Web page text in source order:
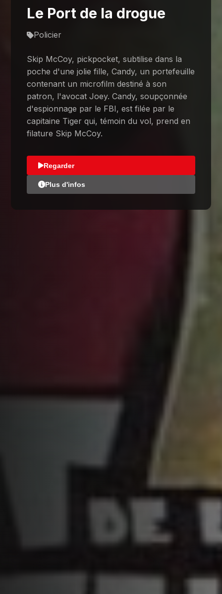
Le Port de la drogue
Policier
Skip McCoy, pickpocket, subtilise dans la
poche d'une jolie fille, Candy, un portefeuille
contenant un microfilm destiné à son
patron, l'avocat Joey. Candy, soupçonnée
d'espionnage par le FBI, est filée par le
capitaine Tiger qui, témoin du vol, prend en
filature Skip McCoy.
Regarder
Plus d'infos